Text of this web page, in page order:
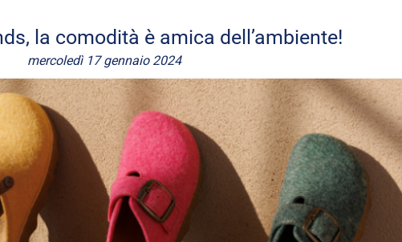
la comodità è amica dell’ambiente!
mercoledì 17 gennaio 2024